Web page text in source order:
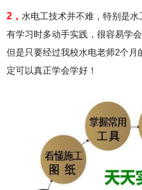
2， 水电工技术并不难，特别是
有学习时多动手实践，很容易学
但是只要经过我校水电老师2个月
定可以真正学会学好！